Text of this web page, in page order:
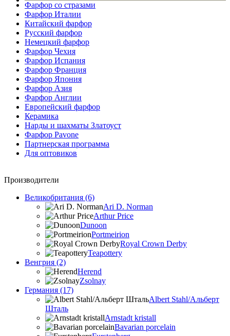
Фарфор со стразами
Фарфор Италии
Китайский фарфор
Русский фарфор
Немецкий фарфор
Фарфор Чехия
Фарфор Испания
Фарфор Франция
Фарфор Япония
Фарфор Азия
Фарфор Англии
Европейский фарфор
Керамика
Нарды и шахматы Златоуст
Фарфор Pavone
Партнерская программа
Для оптовиков
Производители
Великобритания (6)
Ari D. Norman
Arthur Price
Dunoon
Portmeirion
Royal Crown Derby
Teapottery
Венгрия (2)
Herend
Zsolnay
Германия (17)
Albert Stahl/Альбеpт
Шталь
Arnstadt kristall
Bavarian porcelain